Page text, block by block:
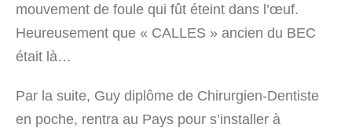
mouvement de foule qui fût éteint dans l’œuf.
Heureusement que « CALLES » ancien du BEC
était là…
Par la suite, Guy diplôme de Chirurgien-Dentiste
en poche, rentra au Pays pour s’installer à